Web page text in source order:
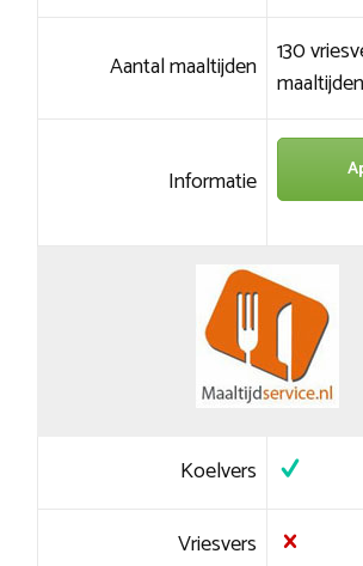
Aantal maaltijden 130
maaltijden
Informatie
Koelvers
Vriesvers